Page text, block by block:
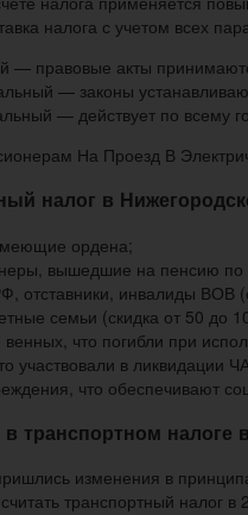
налога с учетом всех
— правовые акты
— законы
— действует по всему
На Проезд В
налог в
ордена;
вышедшие на пенсию по
отставники, инвалиды ВОВ
семьи (скидка от 50 до
венных, что погибли при
участвовали в ликвидации
что обеспечивают
транспортном налоге
изменения в
транспортный налог в